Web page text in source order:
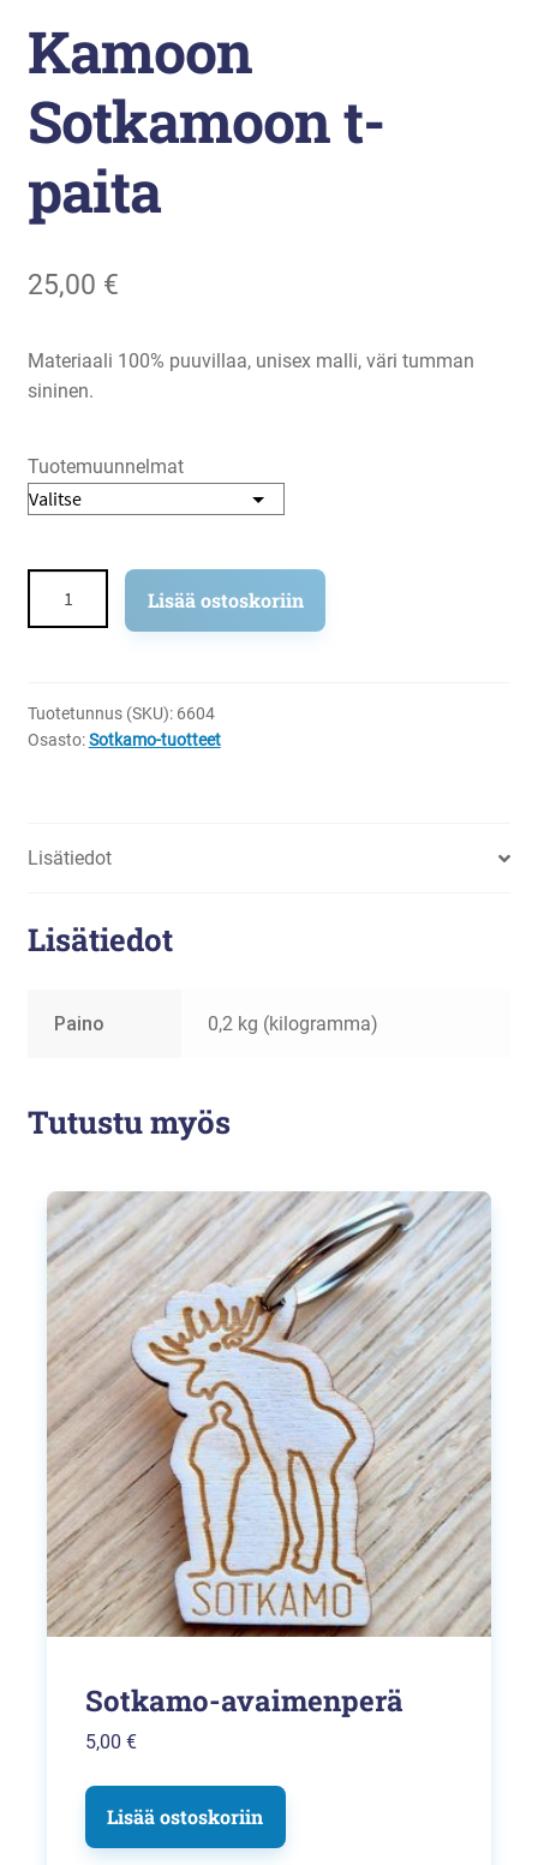
Kamoon
Sotkamoon t-
paita
25,00 €
Materiaali 100% puuvillaa, unisex malli, väri tumman
sininen.
Tuotemuunnelmat
määrä
Lisää ostoskoriin
Tuotetunnus (SKU): 6604
Osasto:Sotkamo-tuotteet
Lisätiedot
Lisätiedot
Paino 0,2 kg (kilogramma)
Tutustu myös
Sotkamo-avaimenperä
5,00 €
Lisää ostoskoriin